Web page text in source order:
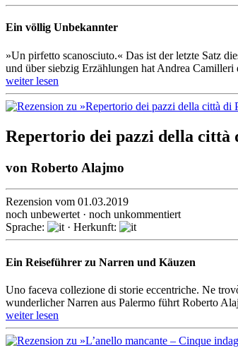
Ein völlig Unbekannter
»Un pirfetto scanosciuto.« Das ist der letzte Satz
und über siebzig Erzählungen hat Andrea
weiter lesen
Repertorio dei pazzi della città
von Roberto Alajmo
Rezension vom 01.03.2019
noch unbewertet · noch unkommentiert
Sprache:
· Herkunft:
Ein Reiseführer zu Narren und Käuzen
Uno faceva collezione di storie eccentriche. Ne
wunderlicher Narren aus Palermo führt Roberto
weiter lesen